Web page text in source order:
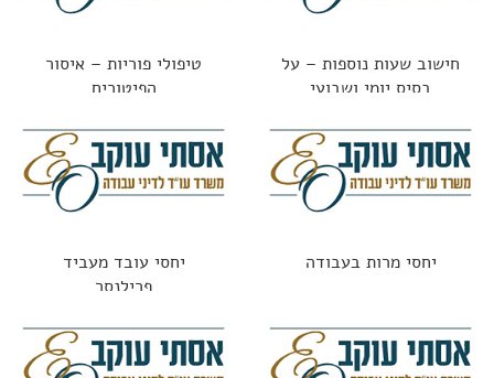
חישוב שעות נוספות – על
בסיס יומי ושבועי
טיפולי פוריות – איסור
הפיטורים
יחסי מרות בעבודה
יחסי עובד מעביד
פרילנסר